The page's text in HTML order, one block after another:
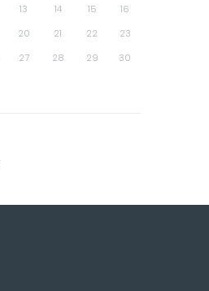
13 14 15
16
20 21 22
23
27 28 29
30